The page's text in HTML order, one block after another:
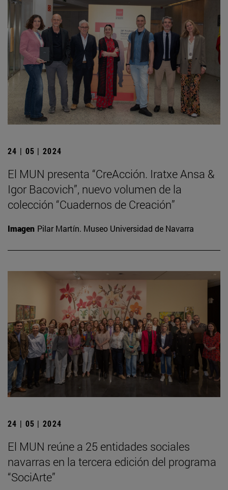
24 | 05 | 2024
El MUN presenta “CreAcción. Iratxe Ansa &
Igor Bacovich”, nuevo volumen de la
colección “Cuadernos de Creación”
Imagen Pilar Martín. Museo Universidad de Navarra
24 | 05 | 2024
El MUN reúne a 25 entidades sociales
navarras en la tercera edición del programa
“SociArte”